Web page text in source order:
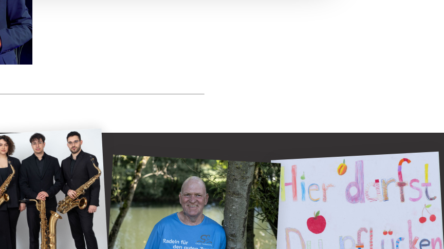
mit vielseitigem Programm 2026/2027
"Oli radelt"...nach Attendorn Ernten ausdrücklich erwünscht